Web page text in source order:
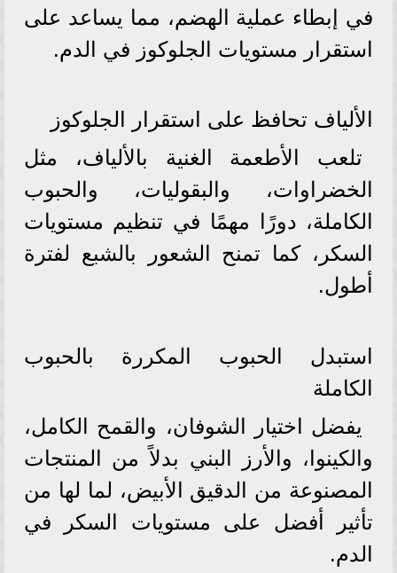
في إبطاء عملية الهضم، مما يساعد على
استقرار مستويات الجلوكوز في الدم.
الألياف تحافظ على استقرار الجلوكوز
تلعب الأطعمة الغنية بالألياف، مثل
الخضراوات، والبقوليات، والحبوب
الكاملة، دورًا مهمًا في تنظيم مستويات
السكر، كما تمنح الشعور بالشبع لفترة
أطول.
استبدل الحبوب المكررة بالحبوب
الكاملة
يفضل اختيار الشوفان، والقمح الكامل،
والكينوا، والأرز البني بدلاً من المنتجات
المصنوعة من الدقيق الأبيض، لما لها من
تأثير أفضل على مستويات السكر في
الدم.